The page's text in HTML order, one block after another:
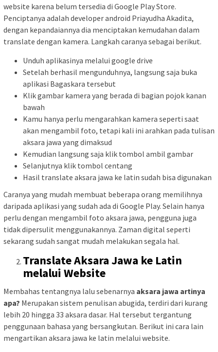
website karena belum tersedia di Google Play Store.
Penciptanya adalah developer android Priayudha Akadita,
dengan kepandaiannya dia menciptakan kemudahan dalam
translate dengan kamera. Langkah caranya sebagai berikut.
Unduh aplikasinya melalui google drive
Setelah berhasil mengunduhnya, langsung saja buka
aplikasi Bagaskara tersebut
Klik gambar kamera yang berada di bagian pojok kanan
bawah
Kamu hanya perlu mengarahkan kamera seperti saat
akan mengambil foto, tetapi kali ini arahkan pada tulisan
aksara jawa yang dimaksud
Kemudian langsung saja klik tombol ambil gambar
Selanjutnya klik tombol centang
Hasil translate aksara jawa ke latin sudah bisa digunakan
Caranya yang mudah membuat beberapa orang memilihnya
daripada aplikasi yang sudah ada di Google Play. Selain hanya
perlu dengan mengambil foto aksara jawa, pengguna juga
tidak dipersulit menggunakannya. Zaman digital seperti
sekarang sudah sangat mudah melakukan segala hal.
Translate Aksara Jawa ke Latin
melalui Website
Membahas tentangnya lalu sebenarnya aksara jawa artinya
apa? Merupakan sistem penulisan abugida, terdiri dari kurang
lebih 20 hingga 33 aksara dasar. Hal tersebut tergantung
penggunaan bahasa yang bersangkutan. Berikut ini cara lain
mengartikan aksara jawa ke latin melalui website.